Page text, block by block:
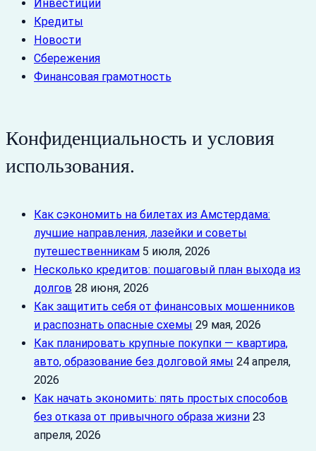
Инвестиции
Кредиты
Новости
Сбережения
Финансовая грамотность
Конфиденциальность и условия
использования.
Как сэкономить на билетах из Амстердама:
лучшие направления, лазейки и советы
путешественникам 5 июля, 2026
Несколько кредитов: пошаговый план выхода из
долгов 28 июня, 2026
Как защитить себя от финансовых мошенников
и распознать опасные схемы 29 мая, 2026
Как планировать крупные покупки — квартира,
авто, образование без долговой ямы 24 апреля,
2026
Как начать экономить: пять простых способов
без отказа от привычного образа жизни 23
апреля, 2026